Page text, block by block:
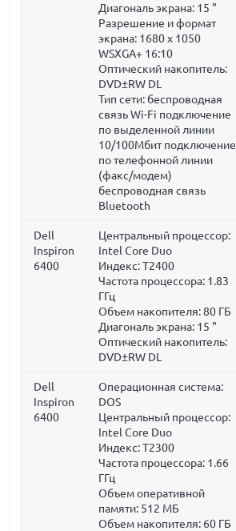
Диагональ экрана: 15 "
Разрешение и формат
экрана: 1680 x 1050
WSXGA+ 16:10
Оптический накопитель:
DVD±RW DL
Тип сети: беспроводная
связь Wi-Fi подключение
по выделенной линии
10/100Мбит подключение
по телефонной линии
(факс/модем)
беспроводная связь
Bluetooth
Dell
Inspiron
6400
Центральный процессор:
Intel Core Duo
Индекс: T2400
Частота процессора: 1.83
ГГц
Объем накопителя:80 ГБ
Диагональ экрана: 15 "
Оптический накопитель:
DVD±RW DL
Dell
Inspiron
6400
Операционная система:
DOS
Центральный процессор:
Intel Core Duo
Индекс: T2300
Частота процессора: 1.66
ГГц
Объем оперативной
памяти: 512 МБ
Объем накопителя: 60 ГБ